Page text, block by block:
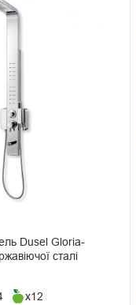
Dusel Gloria-
сталі
x12